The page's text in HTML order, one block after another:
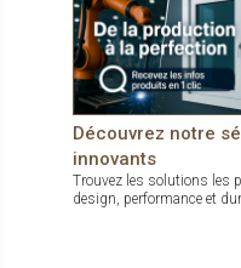
Découvrez notre
innovants
Trouvez les solutions les
design, performance et